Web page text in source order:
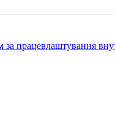
працевлаштування